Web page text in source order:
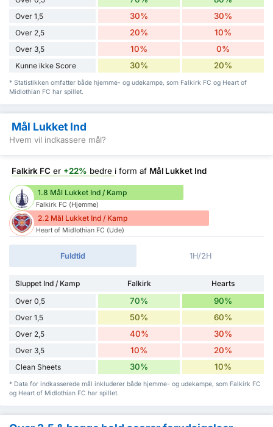
Over 1,5 30% 30%
Over 2,5 20% 10%
Over 3,5 10% 0%
Kunne ikke Score 30% 20%
* Statistikken omfatter både hjemme- og udekampe, som Falkirk FC og Heart of
Midlothian FC har spillet.
Mål Lukket Ind
Hvem vil indkassere mål?
Falkirk FC er +22% bedre i form af Mål Lukket Ind
1.8 Mål Lukket Ind / Kamp
Falkirk FC (Hjemme)
2.2 Mål Lukket Ind / Kamp
Heart of Midlothian FC (Ude)
Fuldtid 1H/2H
Sluppet Ind / Kamp Falkirk
Hearts
Over 0,5
70% 90%
Over 1,5 50% 60%
Over 2,5 40% 30%
Over 3,5 10% 20%
Clean Sheets 30% 10%
* Data for indkasserede mål inkluderer både hjemme- og udekampe, som Falkirk FC
og Heart of Midlothian FC har spillet.